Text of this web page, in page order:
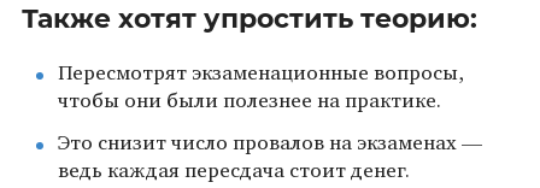
Также хотят упростить теорию:
Пересмотрят экзаменационные вопросы,
чтобы они были полезнее на практике.
Это снизит число провалов на экзаменах —
ведь каждая пересдача стоит денег.